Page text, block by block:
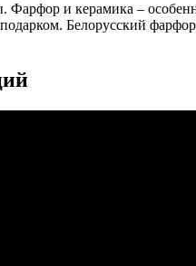
и керамика –
Белорусский